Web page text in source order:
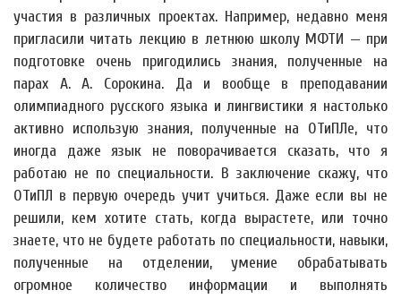
участия в различных проектах. Например, недавно меня
пригласили читать лекцию в летнюю школу МФТИ — при
подготовке очень пригодились знания, полученные на
парах А. А. Сорокина. Да и вообще в преподавании
олимпиадного русского языка и лингвистики я настолько
активно использую знания, полученные на ОТиПЛе, что
иногда даже язык не поворачивается сказать, что я
работаю не по специальности. В заключение скажу, что
ОТиПЛ в первую очередь учит учиться. Даже если вы не
решили, кем хотите стать, когда вырастете, или точно
знаете, что не будете работать по специальности, навыки,
полученные на отделении, умение обрабатывать
огромное количество информации и выполнять